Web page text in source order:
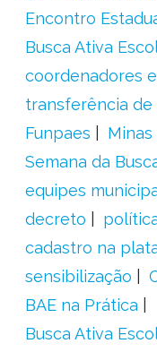
Encontro
Busca Ativa
coordenadores
transferência de
Funpaes
Minas
Semana da
equipes
decreto
cadastro na
sensibilização
BAE na Prática
Busca Ativa